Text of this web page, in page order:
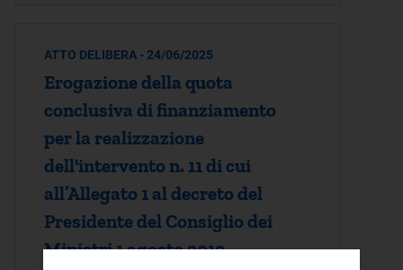
ATTO DELIBERA - 24/06/2025
Erogazione della quota
conclusiva di finanziamento
per la realizzazione
dell'intervento n. 11 di cui
all’Allegato 1 al decreto del
Presidente del Consiglio dei
Ministri 1 agosto 2019,